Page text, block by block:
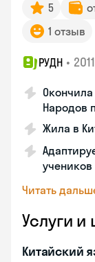
5
1 отзыв
РУДН •
Народов
Жила в
учеников
Читать
Услуги и
Китайский